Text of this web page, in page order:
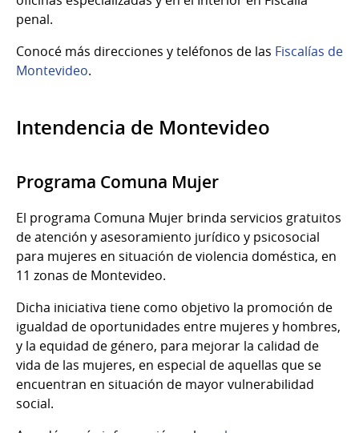
penal.
Conocé más direcciones y teléfonos de las Fiscalías de
Montevideo.
Intendencia de Montevideo
Programa Comuna Mujer
El programa Comuna Mujer brinda servicios gratuitos
de atención y asesoramiento jurídico y psicosocial
para mujeres en situación de violencia doméstica, en
11 zonas de Montevideo.
Dicha iniciativa tiene como objetivo la promoción de
igualdad de oportunidades entre mujeres y hombres,
y la equidad de género, para mejorar la calidad de
vida de las mujeres, en especial de aquellas que se
encuentran en situación de mayor vulnerabilidad
social.